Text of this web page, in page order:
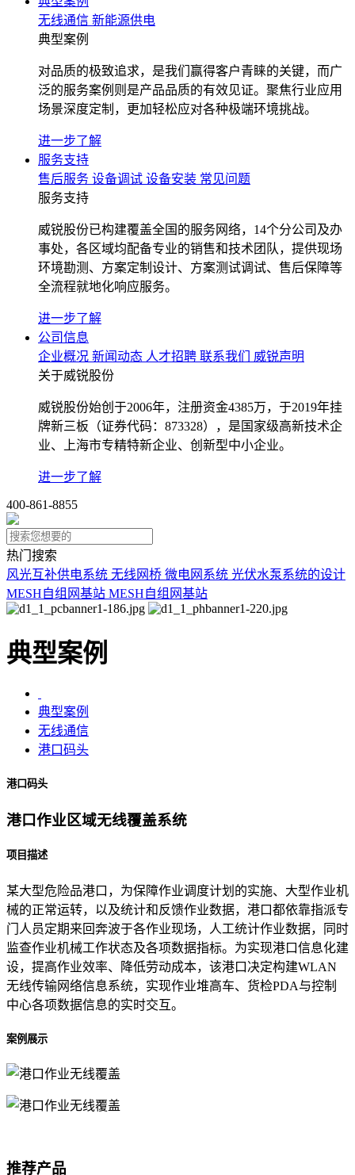
无线通信 新能源供电
典型案例
对品质的极致追求，是我们赢得客户青睐的关键，而广
泛的服务案例则是产品品质的有效见证。聚焦行业应用
场景深度定制，更加轻松应对各种极端环境挑战。
进一步了解
服务支持
售后服务 设备调试 设备安装 常见问题
服务支持
威锐股份已构建覆盖全国的服务网络，14个分公司及办
事处，各区域均配备专业的销售和技术团队，提供现场
环境勘测、方案定制设计、方案测试调试、售后保障等
全流程就地化响应服务。
进一步了解
公司信息
企业概况 新闻动态 人才招聘 联系我们
威锐声明
关于威锐股份
威锐股份始创于2006年，注册资金4385万，于2019年挂
牌新三板（证券代码：873328），是国家级高新技术企
业、上海市专精特新企业、创新型中小企业。
进一步了解
400-861-8855
热门搜索
风光互补供电系统 无线网桥 微电网系统 光伏水泵系统的设计
MESH自组网基站 MESH自组网基站
典型案例
典型案例
无线通信
港口码头
港口码头
港口作业区域无线覆盖系统
项目描述
某大型危险品港口，为保障作业调度计划的实施、大型作业机
械的正常运转，以及统计和反馈作业数据，港口都依靠指派专
门人员定期来回奔波于各作业现场，人工统计作业数据，同时
监查作业机械工作状态及各项数据指标。为实现港口信息化建
设，提高作业效率、降低劳动成本，该港口决定构建WLAN
无线传输网络信息系统，实现作业堆高车、货检PDA与控制
中心各项数据信息的实时交互。
案例展示
推荐产品